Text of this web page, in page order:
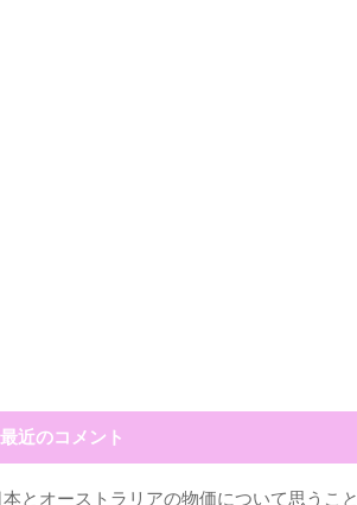
最近のコメント
本とオーストラリアの物価について思うこと